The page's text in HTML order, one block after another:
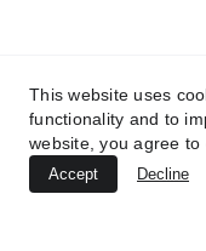
© 2025.The
This website uses
functionality and to
website, you agree to
Accept Decline